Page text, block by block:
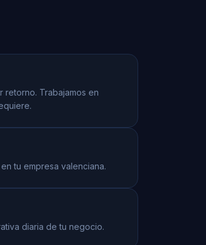
retorno. Trabajamos en
tu empresa valenciana.
diaria de tu negocio.